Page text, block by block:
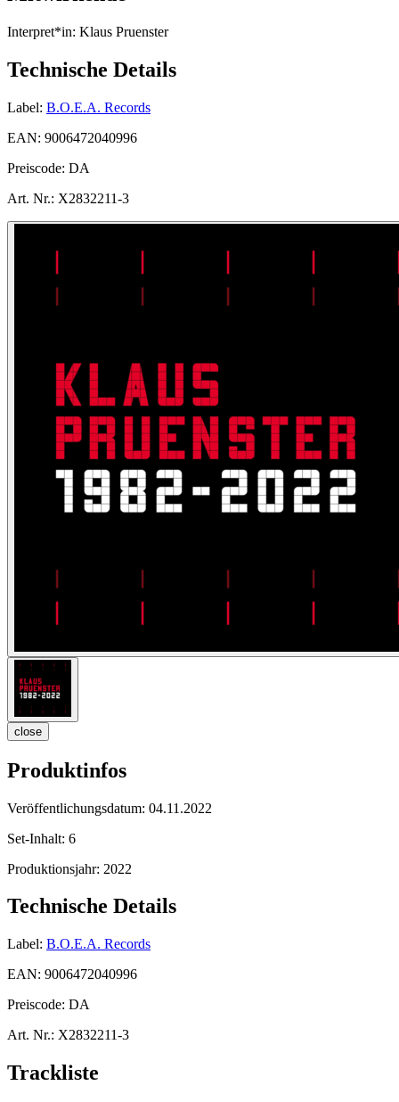
Interpret*in: Klaus Pruenster
Technische Details
Label: B.O.E.A. Records
EAN: 9006472040996
Preiscode: DA
Art. Nr.: X2832211-3
close
Produktinfos
Veröffentlichungsdatum: 04.11.2022
Set-Inhalt: 6
Produktionsjahr: 2022
Technische Details
Label: B.O.E.A. Records
EAN: 9006472040996
Preiscode: DA
Art. Nr.: X2832211-3
Trackliste